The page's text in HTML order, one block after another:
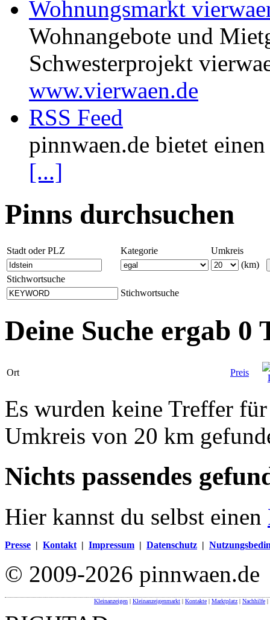
Wohnungsmarkt
Wohnangebote und
Schwesterprojekt
www.vierwaen.de
RSS Feed
pinnwaen.de bietet
[...]
Pinns durchsuchen
Stadt oder PLZ Kategorie
Umkreis
(km)
Stichwortsuche
Stichwortsuche
Deine Suche ergab 0
Ort Preis
Es wurden keine Treffer
Umkreis von 20 km
Nichts passendes
Hier kannst du selbst einen
Presse | Kontakt | Impressum | Datenschutz |
© 2009-2026 pinnwaen.de
Kleinanzeigen | Kleinanzeigenmarkt | Kontakte | Marktplatz | Nachhilfe |